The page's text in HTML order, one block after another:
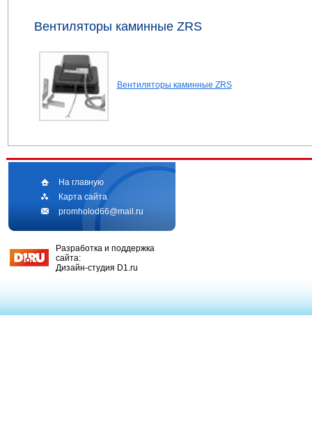
Вентиляторы каминные ZRS
Вентиляторы каминные ZRS
На главную
Карта сайта
promholod66@mail.ru
Разработка и поддержка
сайта:
Дизайн-студия D1.ru